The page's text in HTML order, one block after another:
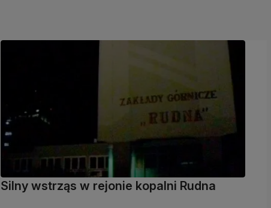
Silny wstrząs w rejonie kopalni Rudna